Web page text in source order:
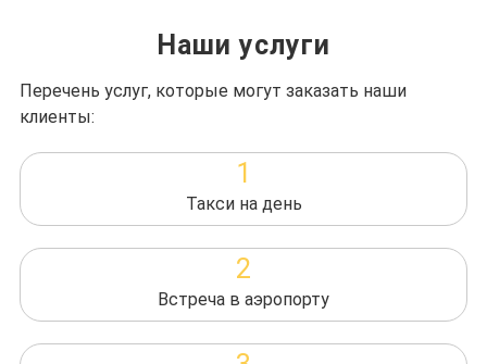
Наши услуги
Перечень услуг, которые могут заказать наши
клиенты:
1
Такси на день
2
Встреча в аэропорту